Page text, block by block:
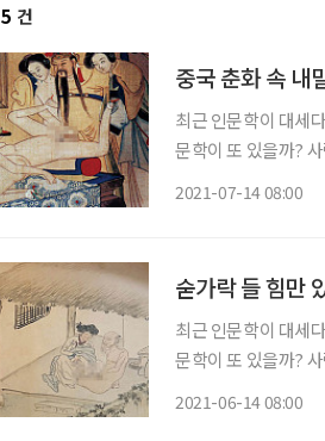
5 건
중국 춘화 속 내
최근 인문학이 대세
문학이 또 있을까?
2021-07-14 08:00
숟가락 들 힘만
최근 인문학이 대세
문학이 또 있을까?
2021-06-14 08:00